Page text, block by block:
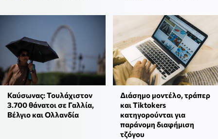
Καύσωνας: Τουλάχιστον
3.700 θάνατοι σε Γαλλία,
Βέλγιο και Ολλανδία
Διάσημο μοντέλο, τράπερ
και Τiktokers
κατηγορούνται για
παράνομη διαφήμιση
τζόγου